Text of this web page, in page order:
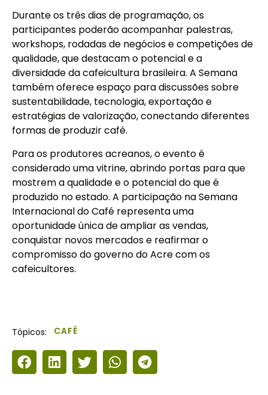
Durante os três dias de programação, os
participantes poderão acompanhar palestras,
workshops, rodadas de negócios e competições de
qualidade, que destacam o potencial e a
diversidade da cafeicultura brasileira. A Semana
também oferece espaço para discussões sobre
sustentabilidade, tecnologia, exportação e
estratégias de valorização, conectando diferentes
formas de produzir café.
Para os produtores acreanos, o evento é
considerado uma vitrine, abrindo portas para que
mostrem a qualidade e o potencial do que é
produzido no estado. A participação na Semana
Internacional do Café representa uma
oportunidade única de ampliar as vendas,
conquistar novos mercados e reafirmar o
compromisso do governo do Acre com os
cafeicultores.
Tópicos: CAFÉ